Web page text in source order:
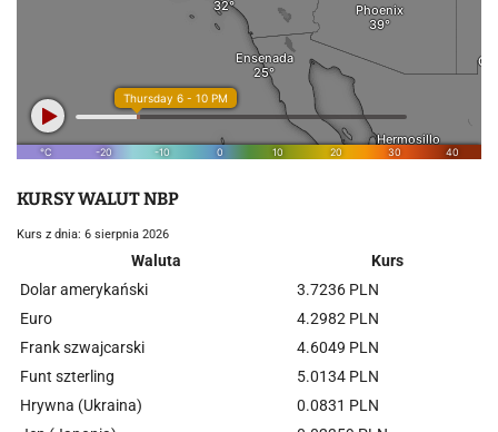
KURSY WALUT NBP
Kurs z dnia: 6 sierpnia 2026
Waluta
Kurs
Dolar amerykański
3.7236 PLN
Euro
4.2982 PLN
Frank szwajcarski
4.6049 PLN
Funt szterling
5.0134 PLN
Hrywna (Ukraina)
0.0831 PLN